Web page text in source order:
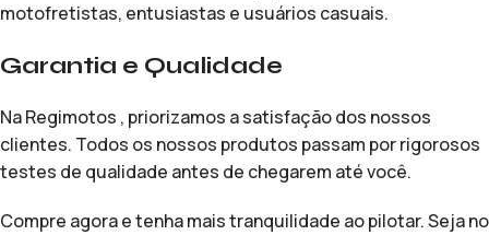
motofretistas, entusiastas e usuários casuais.
Garantia e Qualidade
Na Regimotos , priorizamos a satisfação dos nossos
clientes. Todos os nossos produtos passam por rigorosos
testes de qualidade antes de chegarem até você.
Compre agora e tenha mais tranquilidade ao pilotar. Seja no